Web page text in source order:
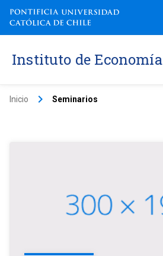
Instituto de Economía
Inicio keyboard_arrow_right Seminarios